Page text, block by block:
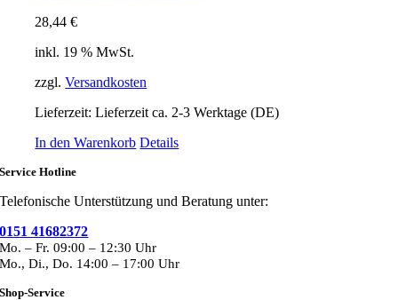
28,44€
inkl. 19 % MwSt.
zzgl.Versandkosten
Lieferzeit:Lieferzeit ca. 2-3 Werktage (DE)
In den Warenkorb Details
Service Hotline
Telefonische Unterstützung und Beratung unter:
0151 41682372
Mo. – Fr. 09:00 – 12:30 Uhr
Mo., Di., Do. 14:00 – 17:00 Uhr
Shop-Service